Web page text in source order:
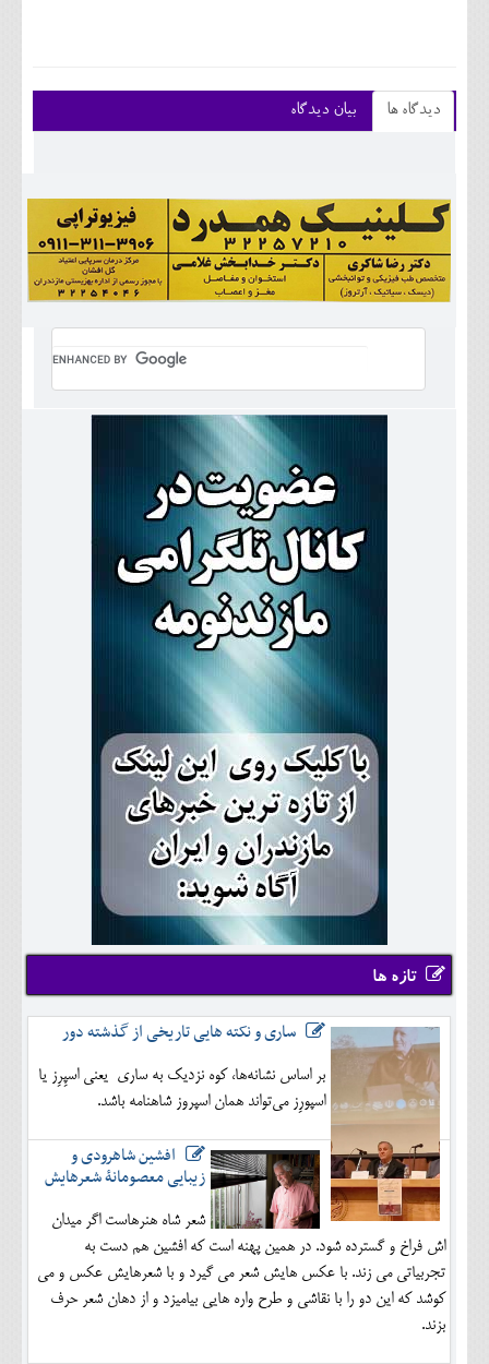
دیدگاه ها بیان دیدگاه
تازه ها
ساری و نکته هایی تاریخی از گذشته دور
بر اساس نشانه‌ها، کوه نزدیک به ساری یعنی اسپِرِز یا
اسپورِز می‌تواند همان اسپروز شاهنامه باشد.
افشین شاهرودی و
زیبایی معصومانۀ شعرهایش
شعر شاه هنرهاست اگر میدان
اش فراخ و گسترده شود. در همین پهنه است که افشین هم دست به
تجربیاتی می زند. با عکس هایش شعر می گیرد و با شعرهایش عکس و می
کوشد که این دو را با نقاشی و طرح واره هایی بیامیزد و از دهان شعر حرف
بزند.